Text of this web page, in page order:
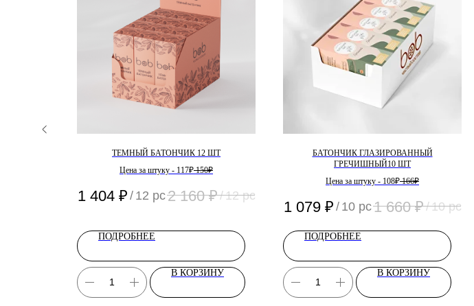
ТЕМНЫЙ БАТОНЧИК 12 ШТ
Цена за штуку - 117₽150₽
1 404 ₽ / 12 pc2 160 ₽/12 pc
ПОДРОБНЕЕ
В КОРЗИНУ
БАТОНЧИК ГЛАЗИРОВАННЫЙ
ГРЕЧИШНЫЙ10 ШТ
Цена за штуку - 108₽166₽
1 079 ₽ / 10 pc1 660 ₽/10 pc
ПОДРОБНЕЕ
В КОРЗИНУ